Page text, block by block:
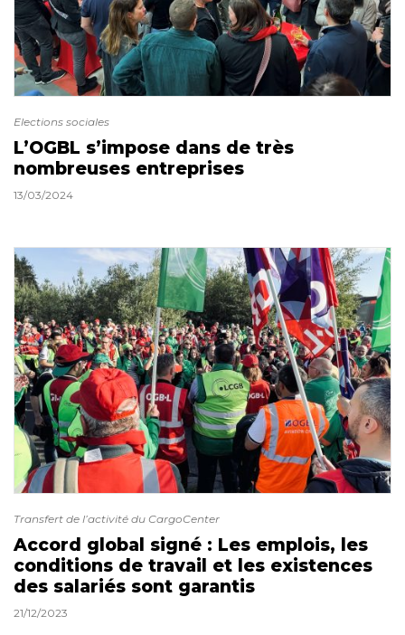
Elections sociales
L’OGBL s’impose dans de très
nombreuses entreprises
13/03/2024
Transfert de l’activité du CargoCenter
Accord global signé : Les emplois, les
conditions de travail et les existences
des salariés sont garantis
21/12/2023